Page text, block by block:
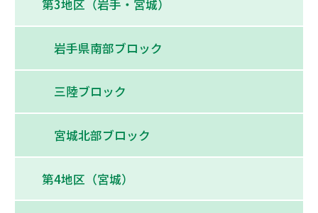
第3地区（岩手・宮城）
岩手県南部ブロック
三陸ブロック
宮城北部ブロック
第4地区（宮城）